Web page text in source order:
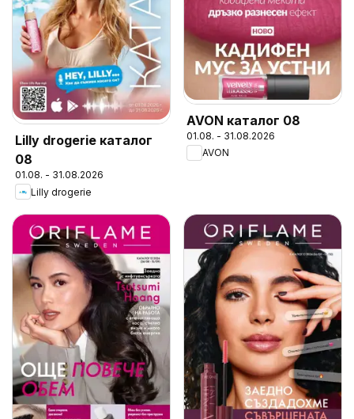
Lilly drogerie каталог
08
01.08. - 31.08.2026
Lilly drogerie
AVON каталог 08
01.08. - 31.08.2026
AVON